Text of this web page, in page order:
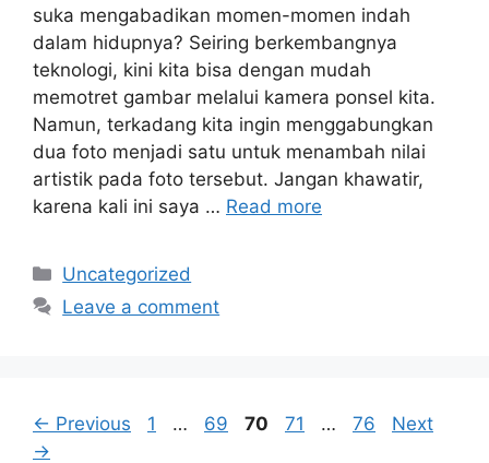
suka mengabadikan momen-momen indah
dalam hidupnya? Seiring berkembangnya
teknologi, kini kita bisa dengan mudah
memotret gambar melalui kamera ponsel kita.
Namun, terkadang kita ingin menggabungkan
dua foto menjadi satu untuk menambah nilai
artistik pada foto tersebut. Jangan khawatir,
karena kali ini saya … Read more
Categories
Uncategorized
Leave a comment
← Previous Page
1 … Page
69 Page
70 Page
71 … Page
76
Next
→